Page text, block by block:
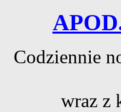
Codziennie
wraz z